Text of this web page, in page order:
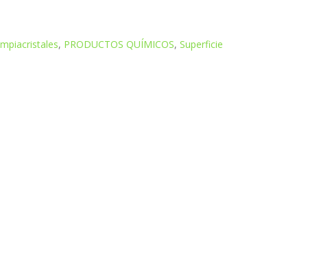
, PRODUCTOS QUÍMICOS,Superficie